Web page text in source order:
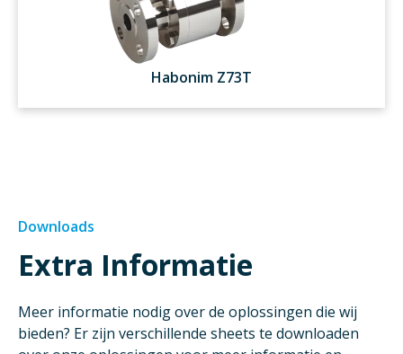
Habonim Z73T
Downloads
Extra Informatie
Meer informatie nodig over de oplossingen die wij
bieden? Er zijn verschillende sheets te downloaden